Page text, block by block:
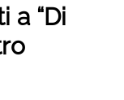
a “Di